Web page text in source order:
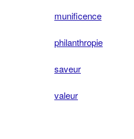
munificence
philanthropie
saveur
valeur